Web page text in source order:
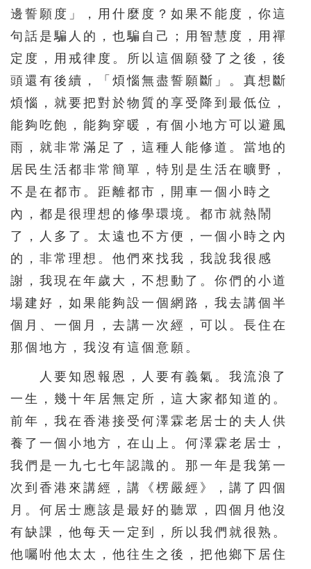
邊誓願度」，用什麼度？如果不能度，你這
句話是騙人的，也騙自己；用智慧度，用禪
定度，用戒律度。所以這個願發了之後，後
頭還有後續，「煩惱無盡誓願斷」。真想斷
煩惱，就要把對於物質的享受降到最低位，
能夠吃飽，能夠穿暖，有個小地方可以避風
雨，就非常滿足了，這種人能修道。當地的
居民生活都非常簡單，特別是生活在曠野，
不是在都市。距離都市，開車一個小時之
內，都是很理想的修學環境。都市就熱鬧
了，人多了。太遠也不方便，一個小時之內
的，非常理想。他們來找我，我說我很感
謝，我現在年歲大，不想動了。你們的小道
場建好，如果能夠設一個網路，我去講個半
個月、一個月，去講一次經，可以。長住在
那個地方，我沒有這個意願。
人要知恩報恩，人要有義氣。我流浪了
一生，幾十年居無定所，這大家都知道的。
前年，我在香港接受何澤霖老居士的夫人供
養了一個小地方，在山上。何澤霖老居士，
我們是一九七七年認識的。那一年是我第一
次到香港來講經，講《楞嚴經》，講了四個
月。何居士應該是最好的聽眾，四個月他沒
有缺課，他每天一定到，所以我們就很熟。
他囑咐他太太，他往生之後，把他鄉下居住